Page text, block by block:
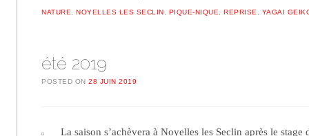
NATURE ,NOYELLES LES SECLIN PIQUE-NIQUE ,REPRISE YAGAI
été 2019
POSTED ON28 JUIN 2019
La saison s’achèvera à Noyelles les Seclin après le